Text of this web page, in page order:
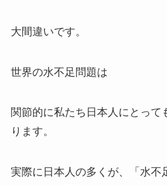
大間違いです。
世界の水不足問題は
関節的に私たち日本人にとって
ります。
実際に日本人の多くが、「水不